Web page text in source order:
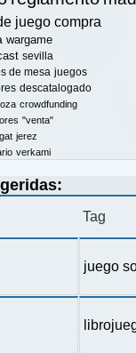
juego compra
wargame
sevilla
de mesa juegos
descatalogado
crowdfunding
"venta"
jerez
verkami
Tag
juego